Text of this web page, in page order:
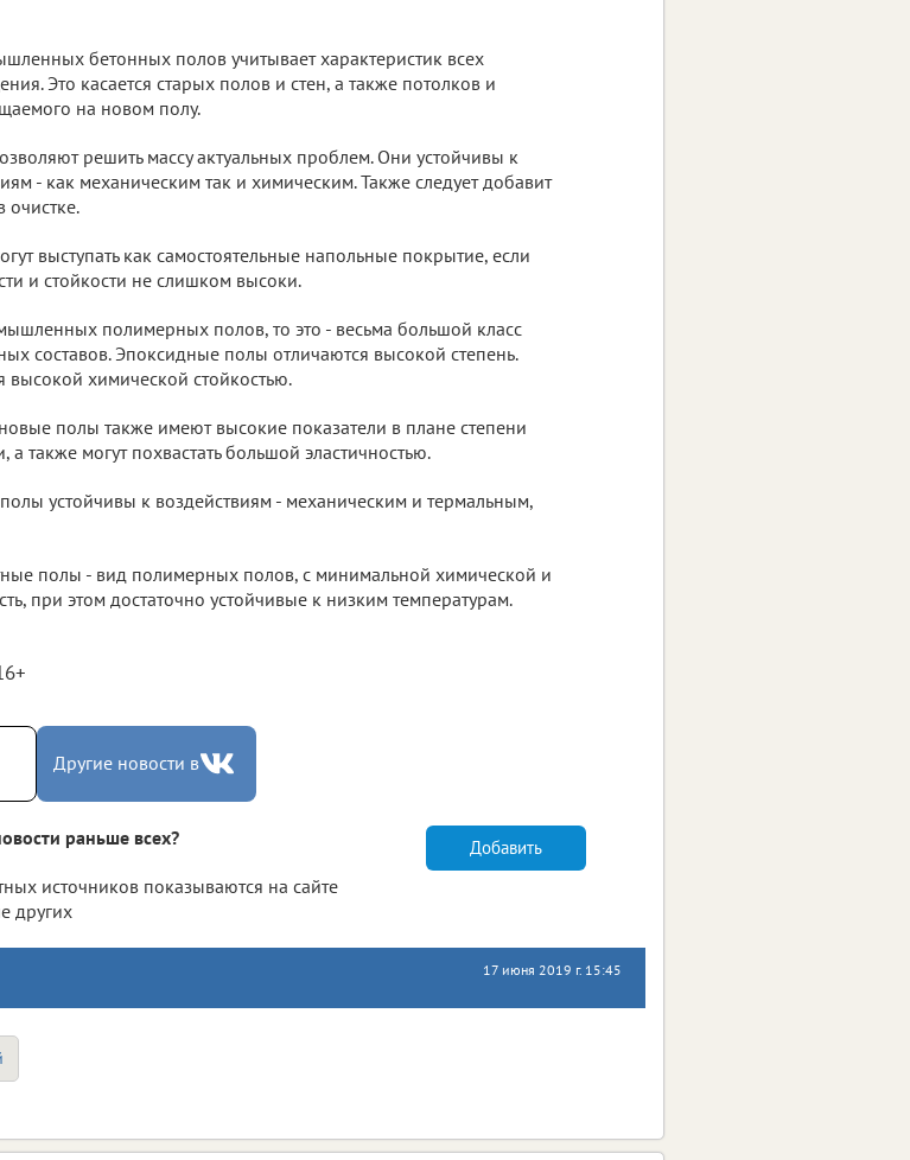
бетонных полов учитывает характеристик всех
Это касается старых полов и стен, а также потолков и
на новом полу.
решить массу актуальных проблем. Они устойчивы к
- как механическим так и химическим. Также следует добавит
очистке.
выступать как самостоятельные напольные покрытие, если
и стойкости не слишком высоки.
полимерных полов, то это - весьма большой класс
составов. Эпоксидные полы отличаются высокой степень.
высокой химической стойкостью.
полы также имеют высокие показатели в плане степени
а также могут похвастать большой эластичностью.
устойчивы к воздействиям - механическим и термальным,
полы - вид полимерных полов, с минимальной химической и
при этом достаточно устойчивые к низким температурам.
Другие новости в
раньше всех?
источников показываются на сайте
других
Добавить
17 июня 2019 г. 15:45